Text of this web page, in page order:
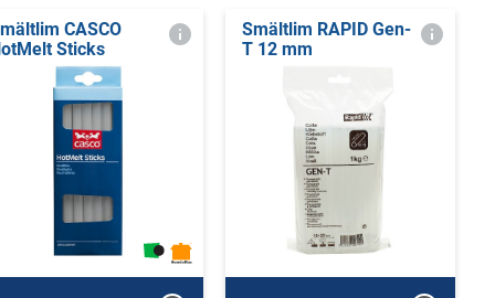
CASCO
Sticks
Smältlim RAPID Gen-
T 12 mm